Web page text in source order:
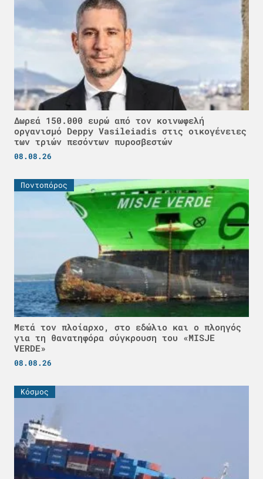
Δωρεά 150.000 ευρώ από τον κοινωφελή
οργανισμό Deppy Vasileiadis στις οικογένειες
των τριών πεσόντων πυροσβεστών
08.08.26
Ποντοπόρος
Μετά τον πλοίαρχο, στο εδώλιο και ο πλοηγός
για τη θανατηφόρα σύγκρουση του «MISJE
VERDE»
08.08.26
Κόσμος